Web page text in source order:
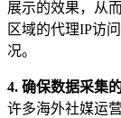
展示的效果，从
区域的代理IP访
况。
4. 确保数据采集
许多海外社媒运